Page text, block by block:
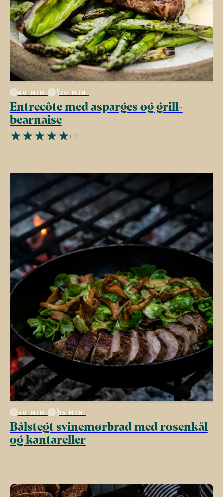
40 MIN. 20 MIN.
Entrecôte med asparges og grill-
bearnaise
(1)
30 MIN. 15 MIN.
Bålstegt svinemørbrad med rosenkål
og kantareller